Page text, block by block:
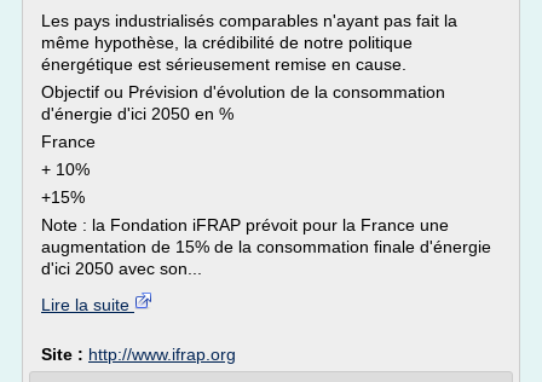
Les pays industrialisés comparables n'ayant pas fait la
même hypothèse, la crédibilité de notre politique
énergétique est sérieusement remise en cause.
Objectif ou Prévision d'évolution de la consommation
d'énergie d'ici 2050 en %
France
+ 10%
+15%
Note : la Fondation iFRAP prévoit pour la France une
augmentation de 15% de la consommation finale d'énergie
d'ici 2050 avec son...
Lire la suite
Site : http://www.ifrap.org